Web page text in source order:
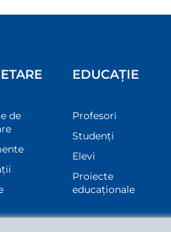
de
EDUCAȚIE
Profesori
Studenți
Elevi
Proiecte
educaționale